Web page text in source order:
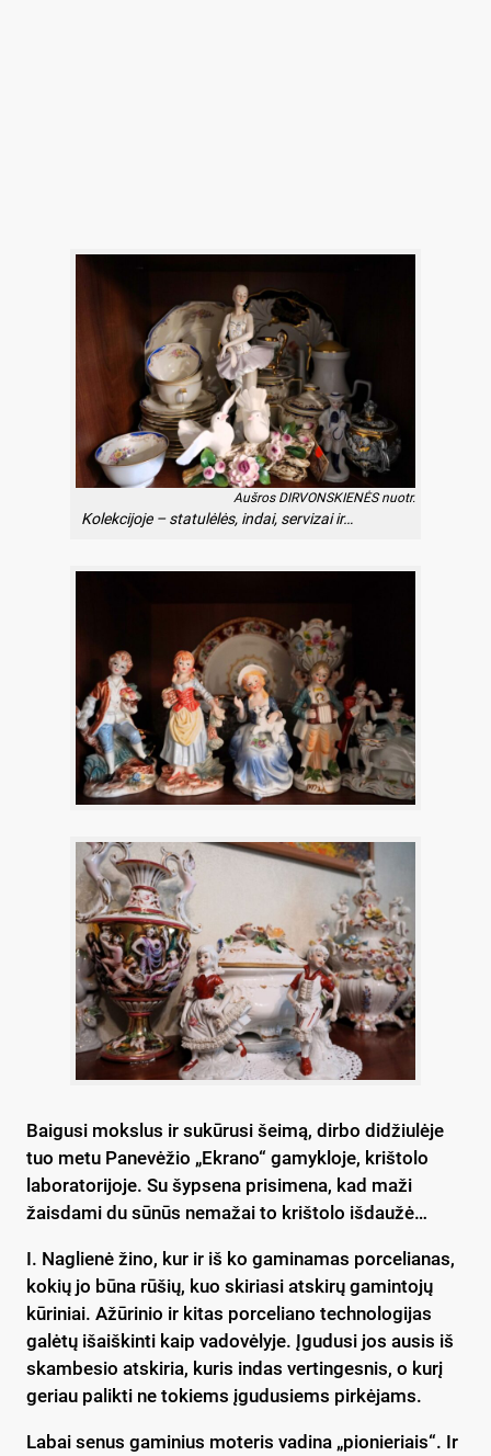
Aušros DIRVONSKIENĖS nuotr.
Kolekcijoje – statulėlės, indai, servizai ir…
Baigusi mokslus ir sukūrusi šeimą, dirbo didžiulėje
tuo metu Panevėžio „Ekrano“ gamykloje, krištolo
laboratorijoje. Su šypsena prisimena, kad maži
žaisdami du sūnūs nemažai to krištolo išdaužė…
I. Naglienė žino, kur ir iš ko gaminamas porcelianas,
kokių jo būna rūšių, kuo skiriasi atskirų gamintojų
kūriniai. Ažūrinio ir kitas porceliano technologijas
galėtų išaiškinti kaip vadovėlyje. Įgudusi jos ausis iš
skambesio atskiria, kuris indas vertingesnis, o kurį
geriau palikti ne tokiems įgudusiems pirkėjams.
Labai senus gaminius moteris vadina „pionieriais“. Ir